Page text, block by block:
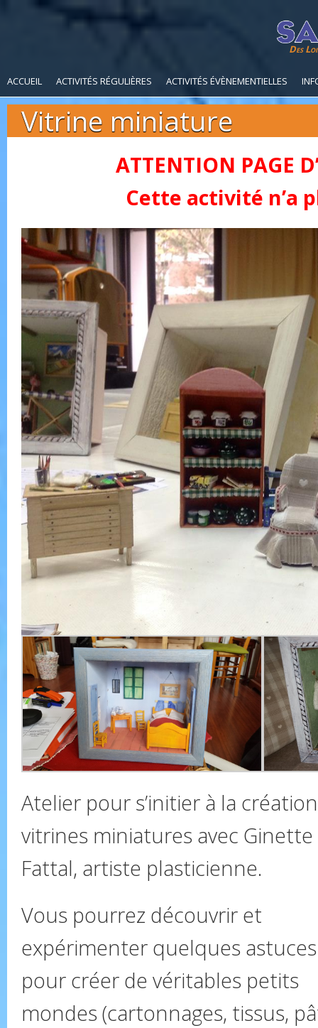
Des
ACCUEIL ACTIVITÉS RÉGULIÈRES ACTIVITÉS ÉVÈNEMENTIELLES
Vitrine miniature
ATTENTION PAGE
Cette activité n’a
Atelier pour s’initier à la
vitrines miniatures avec Ginette
Fattal, artiste plasticienne.
Vous pourrez découvrir et
expérimenter quelques astuces
pour créer de véritables petits
mondes (cartonnages, tissus,